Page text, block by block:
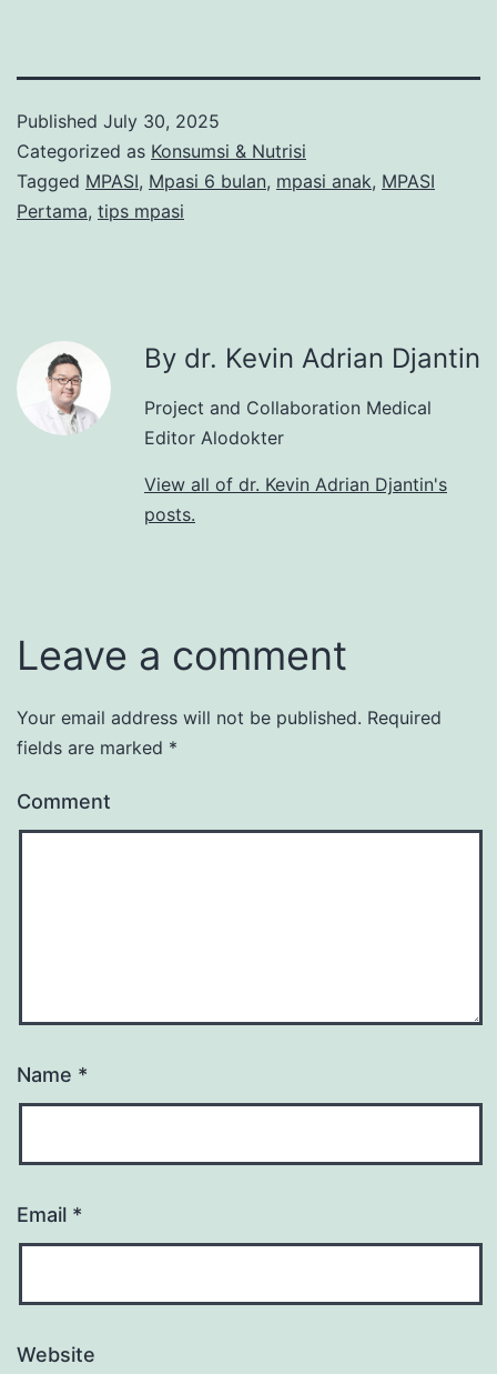
Published July 30, 2025
Categorized as Konsumsi & Nutrisi
Tagged MPASI, Mpasi 6 bulan, mpasi anak, MPASI
Pertama, tips mpasi
By dr. Kevin Adrian Djantin
Project and Collaboration Medical
Editor Alodokter
View all of dr. Kevin Adrian Djantin's
posts.
Leave a comment
Your email address will not be published. Required
fields are marked *
Comment
Name *
Email *
Website